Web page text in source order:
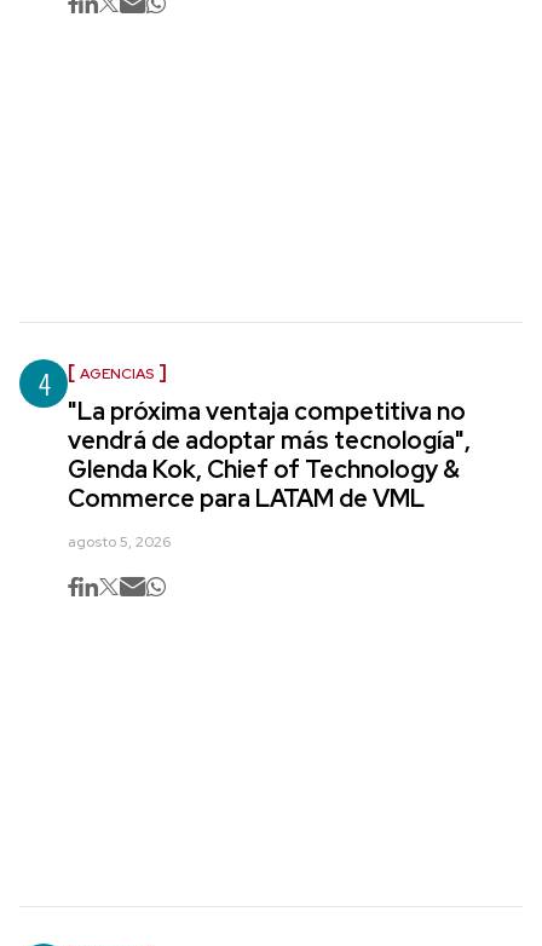
4 AGENCIAS
"La próxima ventaja competitiva no
vendrá de adoptar más tecnología",
Glenda Kok, Chief of Technology &
Commerce para LATAM de VML
agosto 5, 2026